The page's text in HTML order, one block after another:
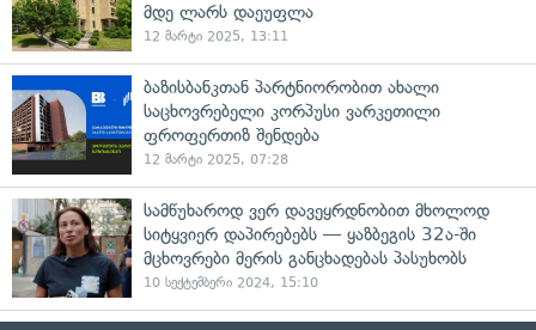
მდე ლარს დაეუფლა
12 მარტი 2025, 13:11
ბაზისბანკთან პარტნიორობით ახალი
საცხოვრებელი კორპუსი ვარკეთილი
ფროფერთიზ შენდება
12 მარტი 2025, 07:28
სამწუხაროდ ვერ დავეყრდნობით მხოლოდ
სიტყვიერ დაპირებებს — ყაზბეგის 32ა-ში
მცხოვრები მერის განცხადებას პასუხობს
10 სექტემბერი 2024, 15:10